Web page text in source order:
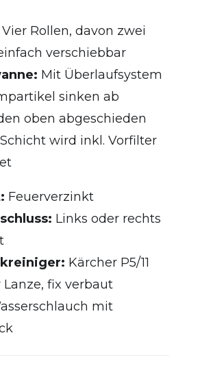
Vier Rollen, davon zwei
verschiebbar
Mit Überlaufsystem
sinken ab
oben abgeschieden
wird inkl. Vorfilter
Feuerverzinkt
Links oder rechts
Kärcher P5/11
fix verbaut
mit